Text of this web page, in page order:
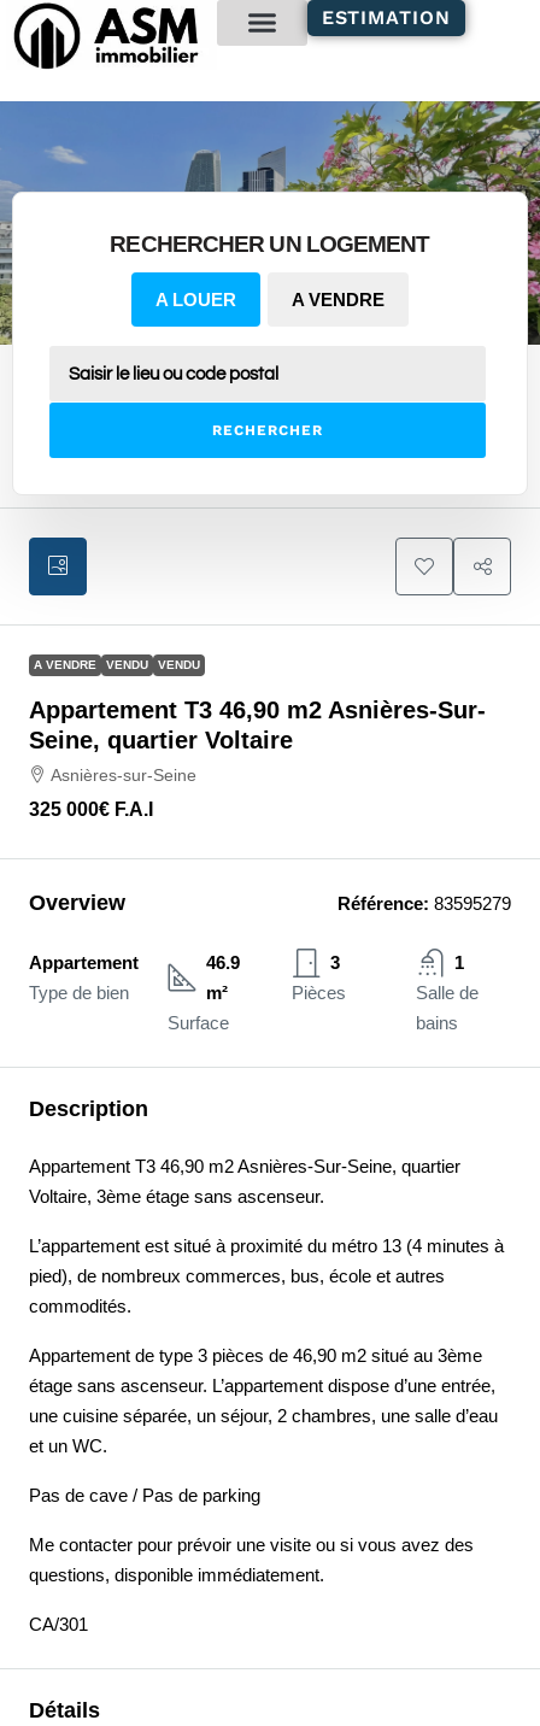
principal
ESTIMATION
RECHERCHER UN LOGEMENT
A LOUER A VENDRE
RECHERCHER
A VENDRE VENDU VENDU
Appartement T3 46,90 m2 Asnières-Sur-
Seine, quartier Voltaire
Asnières-sur-Seine
325 000€ F.A.I
Overview Référence: 83595279
Appartement
Type de bien
46.9
m²
Surface
3
Pièces
1
Salle de
bains
Description
Appartement T3 46,90 m2 Asnières-Sur-Seine, quartier
Voltaire, 3ème étage sans ascenseur.
L’appartement est situé à proximité du métro 13 (4 minutes à
pied), de nombreux commerces, bus, école et autres
commodités.
Appartement de type 3 pièces de 46,90 m2 situé au 3ème
étage sans ascenseur. L’appartement dispose d’une entrée,
une cuisine séparée, un séjour, 2 chambres, une salle d’eau
et un WC.
Pas de cave / Pas de parking
Me contacter pour prévoir une visite ou si vous avez des
questions, disponible immédiatement.
CA/301
Détails